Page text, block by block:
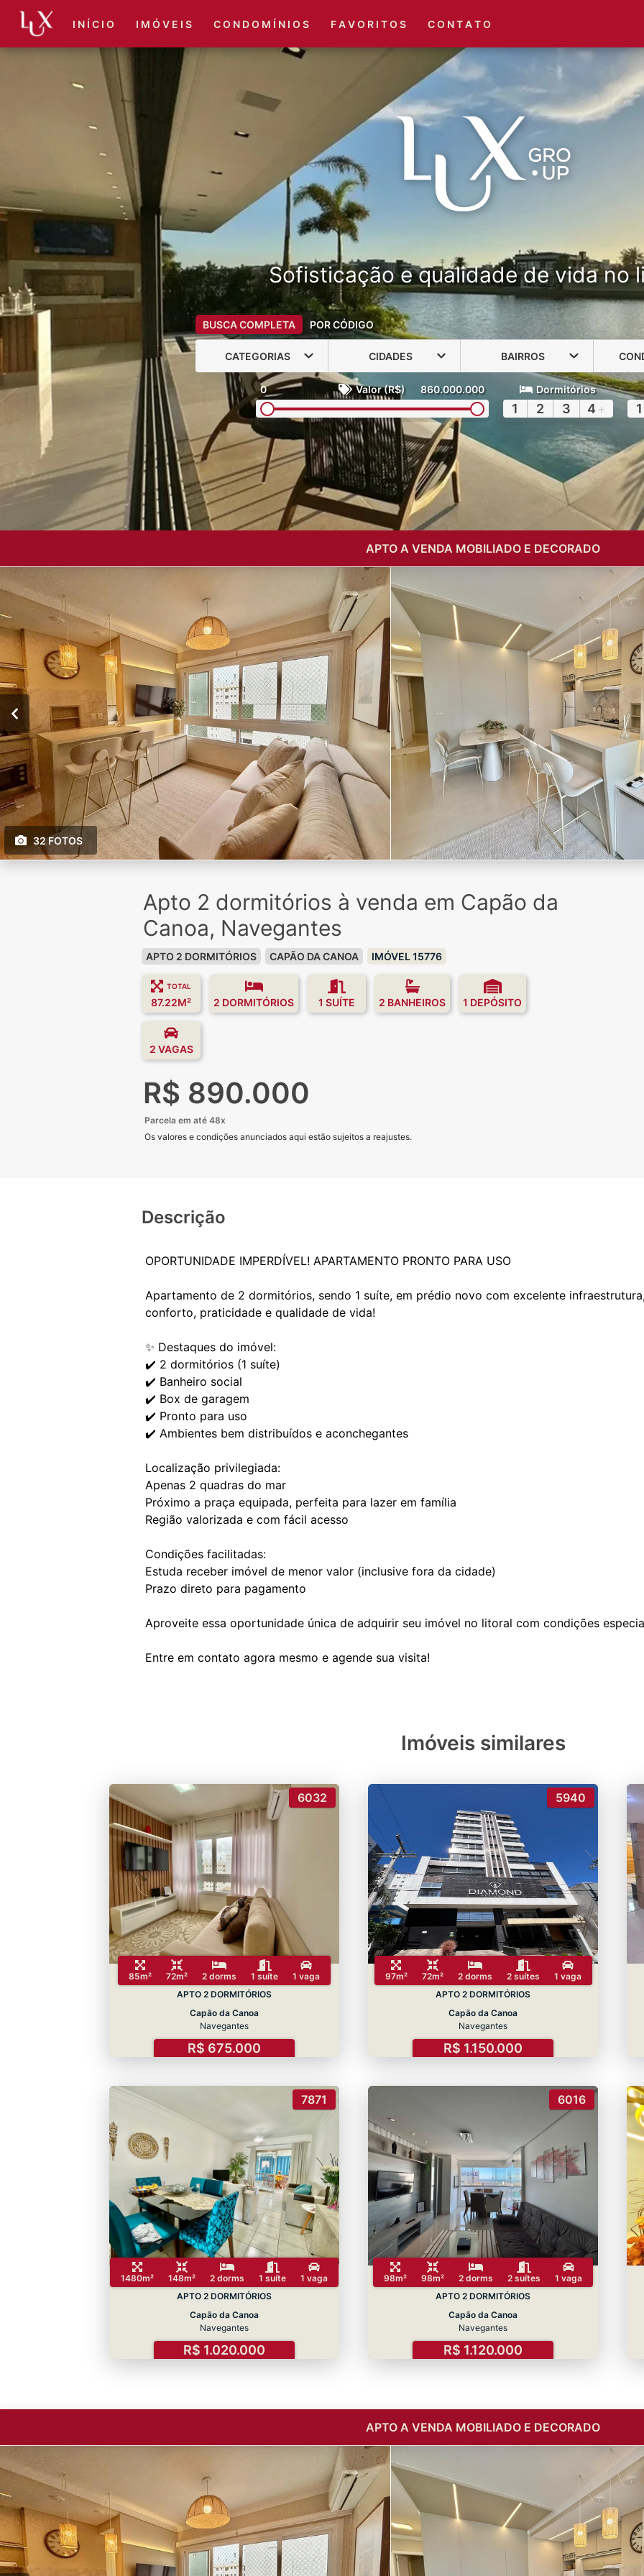
(51) 3416-6660
I N Í C I O I M Ó V E I S C O N D O M Í N I O S F A V O R I T O S C O N T A T O
Sofisticação e qualidade de vida no
BUSCA COMPLETA POR CÓDIGO
CATEGORIAS CIDADES BAIRROS
0 Valor (R$) 860.000.000 Dormitórios
1 2 3 4 + 1
APTO A VENDA MOBILIADO E DECORADO
32 FOTOS
Apto 2 dormitórios à venda em Capão da
Canoa, Navegantes
APTO 2 DORMITÓRIOS CAPÃO DA CANOA IMÓVEL 15776
TOTAL
87.22M² 2 DORMITÓRIOS 1 SUÍTE 2 BANHEIROS 1 DEPÓSITO
2 VAGAS
R$ 890.000
Parcela em até 48x
Os valores e condições anunciados aqui estão sujeitos a reajustes.
Descrição
OPORTUNIDADE IMPERDÍVEL! APARTAMENTO PRONTO PARA USO
Apartamento de 2 dormitórios, sendo 1 suíte, em prédio novo com excelente
conforto, praticidade e qualidade de vida!
✨ Destaques do imóvel:
✔️ 2 dormitórios (1 suíte)
✔️ Banheiro social
✔️ Box de garagem
✔️ Pronto para uso
✔️ Ambientes bem distribuídos e aconchegantes
Localização privilegiada:
Apenas 2 quadras do mar
Próximo a praça equipada, perfeita para lazer em família
Região valorizada e com fácil acesso
Condições facilitadas:
Estuda receber imóvel de menor valor (inclusive fora da cidade)
Prazo direto para pagamento
Aproveite essa oportunidade única de adquirir seu imóvel no litoral com condições
Imóveis similares
6032
85m² 72m² 2 dorms 1 suíte
1 vaga
APTO 2 DORMITÓRIOS
Capão da Canoa
Navegantes
R$ 675.000
5940
97m² 72m² 2 dorms 2 suítes
1 vaga
APTO 2 DORMITÓRIOS
Capão da Canoa
Navegantes
R$ 1.150.000
7871
1480m² 148m² 2 dorms 1 suíte
1 vaga
APTO 2 DORMITÓRIOS
Capão da Canoa
Navegantes
R$ 1.020.000
6016
98m² 98m² 2 dorms 2 suítes
1 vaga
APTO 2 DORMITÓRIOS
Capão da Canoa
Navegantes
R$ 1.120.000
APTO A VENDA MOBILIADO E DECORADO